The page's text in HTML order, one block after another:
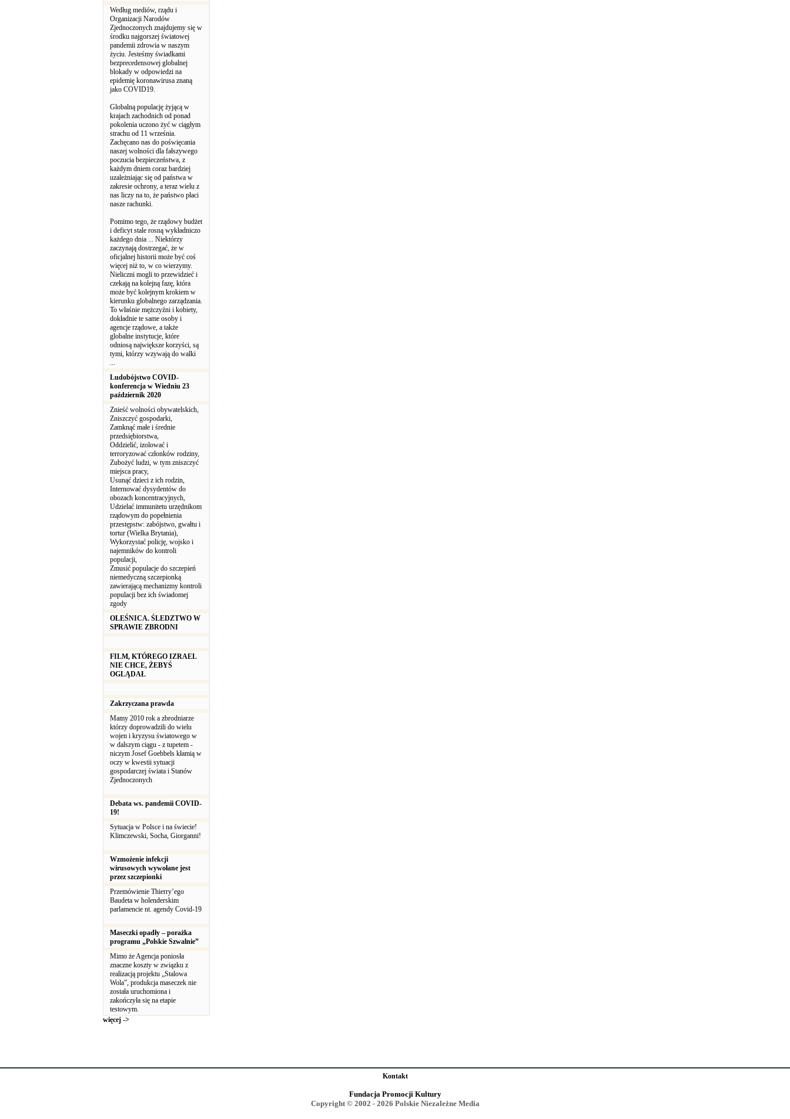
Według mediów, rządu i
Organizacji Narodów
Zjednoczonych znajdujemy się w
środku najgorszej światowej
pandemii zdrowia w naszym
życiu. Jesteśmy świadkami
bezprecedensowej globalnej
blokady w odpowiedzi na
epidemię koronawirusa znaną
jako COVID19.
Globalną populację żyjącą w
krajach zachodnich od ponad
pokolenia uczono żyć w ciągłym
strachu od 11 września.
Zachęcano nas do poświęcania
naszej wolności dla fałszywego
poczucia bezpieczeństwa, z
każdym dniem coraz bardziej
uzależniając się od państwa w
zakresie ochrony, a teraz wielu z
nas liczy na to, że państwo płaci
nasze rachunki.
Pomimo tego, że rządowy budżet
i deficyt stale rosną wykładniczo
każdego dnia ... Niektórzy
zaczynają dostrzegać, że w
oficjalnej historii może być coś
więcej niż to, w co wierzymy.
Nieliczni mogli to przewidzieć i
czekają na kolejną fazę, która
może być kolejnym krokiem w
kierunku globalnego zarządzania.
To właśnie mężczyźni i kobiety,
dokładnie te same osoby i
agencje rządowe, a także
globalne instytucje, które
odniosą największe korzyści, są
tymi, którzy wzywają do walki
...
Ludobójstwo COVID-
konferencja w Wiedniu 23
październik 2020
Znieść wolności obywatelskich,
Zniszczyć gospodarki,
Zamknąć małe i średnie
przedsiębiorstwa,
Oddzielić, izolować i
terroryzować członków rodziny,
Zubożyć ludzi, w tym zniszczyć
miejsca pracy,
Usunąć dzieci z ich rodzin,
Internować dysydentów do
obozach koncentracyjnych,
Udzielać immunitetu urzędnikom
rządowym do popełnienia
przestępstw: zabójstwo, gwałtu i
tortur (Wielka Brytania),
Wykorzystać policję, wojsko i
najemników do kontroli
populacji,
Zmusić populacje do szczepień
niemedyczną szczepionką
zawierającą mechanizmy kontroli
populacji bez ich świadomej
zgody
OLEŚNICA. ŚLEDZTWO W
SPRAWIE ZBRODNI
FILM, KTÓREGO IZRAEL
NIE CHCE, ŻEBYŚ
OGLĄDAŁ
Zakrzyczana prawda
Mamy 2010 rok a zbrodniarze
którzy doprowadzili do wielu
wojen i kryzysu światowego w
w dalszym ciągu - z tupetem -
niczym Josef Goebbels kłamią w
oczy w kwestii sytuacji
gospodarczej świata i Stanów
Zjednoczonych
Debata ws. pandemii COVID-
19!
Sytuacja w Polsce i na świecie!
Klimczewski, Socha, Giorganni!
Wzmożenie infekcji
wirusowych wywołane jest
przez szczepionki
Przemówienie Thierry’ego
Baudeta w holenderskim
parlamencie nt. agendy Covid-19
Maseczki opadły – porażka
programu „Polskie Szwalnie”
Mimo że Agencja poniosła
znaczne koszty w związku z
realizacją projektu „Stalowa
Wola”, produkcja maseczek nie
została uruchomiona i
zakończyła się na etapie
testowym.
więcej ->
Kontakt
Fundacja Promocji Kultury
Copyright © 2002 - 2026 Polskie Niezależne Media